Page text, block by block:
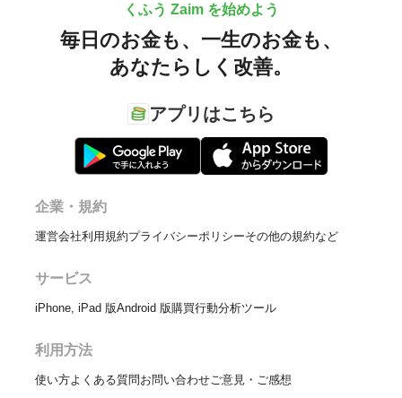
くふう Zaim を始めよう
毎日のお金も、 一生のお金も、
あなたらしく改善。
アプリはこちら
企業・規約
運営会社利用規約プライバシーポリシーその他の規約など
サービス
iPhone, iPad 版Android 版購買行動分析ツール
利用方法
使い方よくある質問お問い合わせ ご意見・ご感想